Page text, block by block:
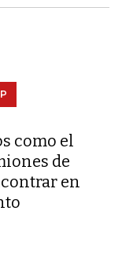
como el
de
en